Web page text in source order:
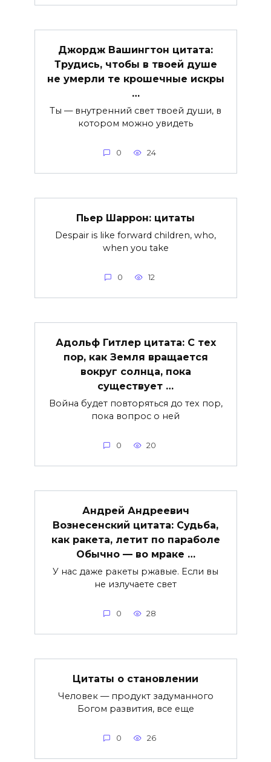
Джордж Вашингтон цитата:
Трудись, чтобы в твоей душе
не умерли те крошечные искры
…
Ты — внутренний свет твоей души, в
котором можно увидеть
0 24
Пьер Шаррон: цитаты
Despair is like forward children, who,
when you take
0 12
Адольф Гитлер цитата: С тех
пор, как Земля вращается
вокруг солнца, пока
существует …
Война будет повторяться до тех пор,
пока вопрос о ней
0 20
Андрей Андреевич
Вознесенский цитата: Судьба,
как ракета, летит по параболе
Обычно — во мраке …
У нас даже ракеты ржавые. Если вы
не излучаете свет
0 28
Цитаты о становлении
Человек — продукт задуманного
Богом развития, все еще
0 26